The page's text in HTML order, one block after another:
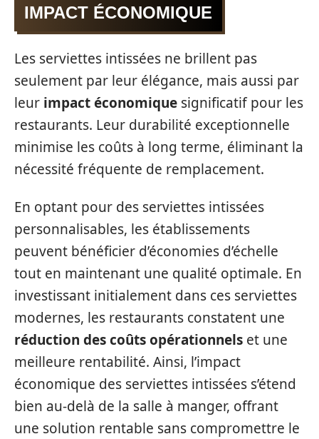
IMPACT ÉCONOMIQUE
Les serviettes intissées ne brillent pas
seulement par leur élégance, mais aussi par
leur impact économique significatif pour les
restaurants. Leur durabilité exceptionnelle
minimise les coûts à long terme, éliminant la
nécessité fréquente de remplacement.
En optant pour des serviettes intissées
personnalisables, les établissements
peuvent bénéficier d’économies d’échelle
tout en maintenant une qualité optimale. En
investissant initialement dans ces serviettes
modernes, les restaurants constatent une
réduction des coûts opérationnels et une
meilleure rentabilité. Ainsi, l’impact
économique des serviettes intissées s’étend
bien au-delà de la salle à manger, offrant
une solution rentable sans compromettre le